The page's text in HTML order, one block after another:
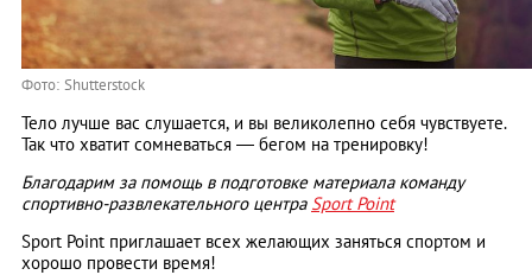
Фото: Shutterstock
Тело лучше вас слушается, и вы великолепно себя чувствуете.
Так что хватит сомневаться — бегом на тренировку!
Благодарим за помощь в подготовке материала команду
спортивно-развлекательного центра Sport Point
Sport Point приглашает всех желающих заняться спортом и
хорошо провести время!